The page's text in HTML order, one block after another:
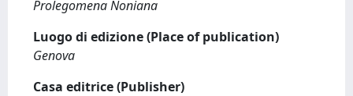
Prolegomena Noniana
Luogo di edizione (Place of publication)
Genova
Casa editrice (Publisher)